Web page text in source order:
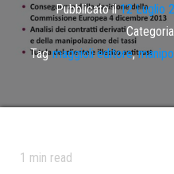
Pubblicato il12 Luglio
Tag maggioli editore,
1 min read